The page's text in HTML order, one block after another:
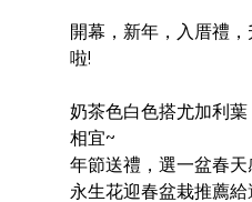
開幕，新年，入厝禮
啦!
奶茶色白色搭尤加利
相宜~
年節送禮，選一盆春
永生花迎春盆栽推薦